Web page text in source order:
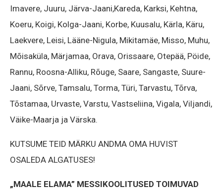
Imavere, Juuru, Järva-Jaani,Kareda, Karksi, Kehtna,
Koeru, Koigi, Kolga-Jaani, Korbe, Kuusalu, Kärla, Käru,
Laekvere, Leisi, Lääne-Nigula, Mikitamäe, Misso, Muhu,
Mõisaküla, Märjamaa, Orava, Orissaare, Otepää, Pöide,
Rannu, Roosna-Alliku, Rõuge, Saare, Sangaste, Suure-
Jaani, Sõrve, Tamsalu, Torma, Türi, Tarvastu, Tõrva,
Tõstamaa, Urvaste, Varstu, Vastseliina, Vigala, Viljandi,
Väike-Maarja ja Värska.
KUTSUME TEID MÄRKU ANDMA OMA HUVIST
OSALEDA ALGATUSES!
„MAALE ELAMA” MESSIKOOLITUSED TOIMUVAD